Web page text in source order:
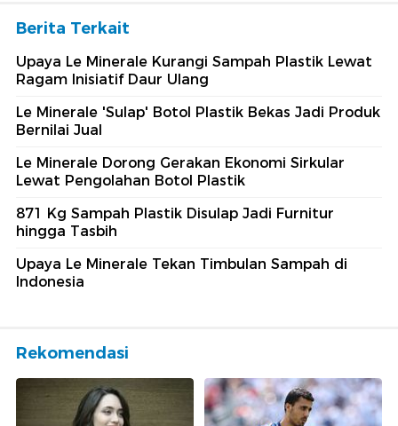
Berita Terkait
Upaya Le Minerale Kurangi Sampah Plastik Lewat
Ragam Inisiatif Daur Ulang
Le Minerale 'Sulap' Botol Plastik Bekas Jadi Produk
Bernilai Jual
Le Minerale Dorong Gerakan Ekonomi Sirkular
Lewat Pengolahan Botol Plastik
871 Kg Sampah Plastik Disulap Jadi Furnitur
hingga Tasbih
Upaya Le Minerale Tekan Timbulan Sampah di
Indonesia
Rekomendasi